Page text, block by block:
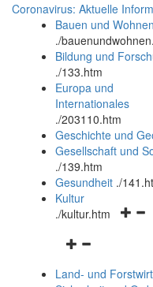
Coronavirus: Aktuelle
Bauen und Wohnen
./
Bildung und
./133.htm
Europa und
Internationales
./203110.htm
Geschichte und
Gesellschaft und
./139.htm
Gesundheit ./
Kultur
./kultur.htm
Navigationsmenü
und
Land- und